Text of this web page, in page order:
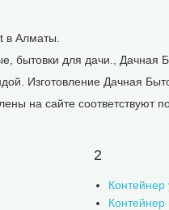
в Алматы.
бытовки для дачи., Дачная
Изготовление Дачная
на сайте соответствуют
2
Контейнер